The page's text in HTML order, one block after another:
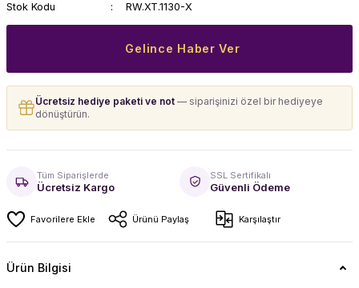
Stok Kodu
RW.XT.1130-X
Gelince Haber Ver
Ücretsiz hediye paketi ve not — siparişinizi özel bir hediyeye
dönüştürün.
Tüm Siparişlerde
Ücretsiz Kargo
SSL Sertifikalı
Güvenli Ödeme
Ürünü Paylaş Karşılaştır
Ürün Bilgisi